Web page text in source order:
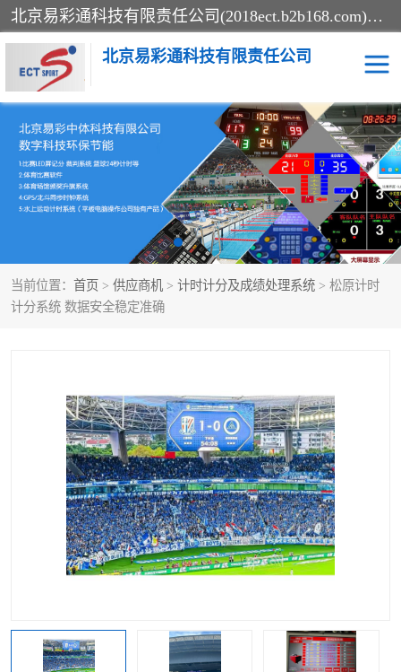
北京易彩通科技有限责任公司(2018ect.b2b168.com)主要提供陕西计时记分系统，全国统一热线：15611947915.北京易彩通科技有限责任公司有一支长期从事智能控制系统研发的高素质的队伍，具有嵌入式系统，视频系统、通信系统、网络系统，体育计时系统的知识和技能。强力打造体育比赛计时计分系统、智能升降旗系统、标准时钟系统、赛事编排及信息发布系统，为用户提供较新的，较廉价的，应用解决方案。
北京易彩通科技有限责任公司
当前位置： 首页 > 供应商机 > 计时计分及成绩处理系统 > 松原计时
计分系统 数据安全稳定准确
记分系统 游泳计时系统
智能颁奖旗系统 GPS同步时钟系统
计时计分及成绩处理系统 计时记分系统
体育场馆影像采集回放系 游泳馆水下摄影采集救生